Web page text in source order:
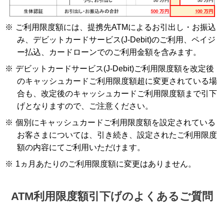
※ ご利用限度額には、提携先ATMによるお引出し・お振込
み、デビットカードサービス(J-Debit)のご利用、ペイジ
ー払込、カードローンでのご利用金額を含みます。
※ デビットカードサービス(J-Debit)ご利用限度額を改定後
のキャッシュカードご利用限度額超に変更されている場
合も、改定後のキャッシュカードご利用限度額まで引下
げとなりますので、ご注意ください。
※ 個別にキャッシュカードご利用限度額を設定されている
お客さまについては、引き続き、設定されたご利用限度
額の内容にてご利用いただけます。
※ 1ヵ月あたりのご利用限度額に変更はありません。
ATM利用限度額引下げのよくあるご質問